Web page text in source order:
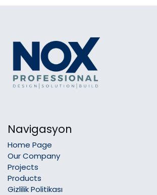
Navigasyon
Home Page
Our Company
Projects
Products
Gizlilik Politikası